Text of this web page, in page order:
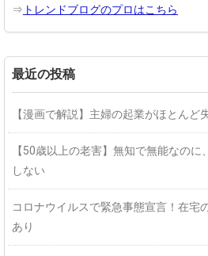
⇒ トレンドブログのプロはこちら
最近の投稿
【漫画で解説】主婦の起業がほとんど
【50歳以上の老害】無知で無能なの
しない
コロナウイルスで緊急事態宣言！在宅
あり